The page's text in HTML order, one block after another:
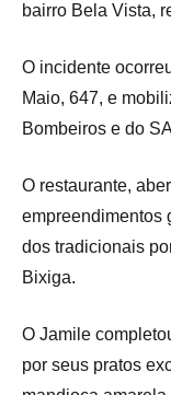
bairro Bela Vista,
O incidente
Maio, 647, e
Bombeiros e do
O restaurante,
empreendimentos
dos tradicionais
Bixiga.
O Jamile
por seus pratos